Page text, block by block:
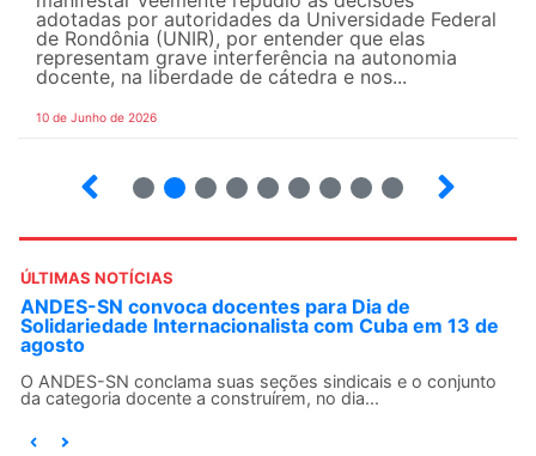
adotadas por autoridades da Universidade Federal
de Rondônia (UNIR), por entender que elas
representam grave interferência na autonomia
docente, na liberdade de cátedra e nos...
10 de Junho de 2026
ÚLTIMAS NOTÍCIAS
ANDES-SN convoca docentes para Dia de
Solidariedade Internacionalista com Cuba em 13 de
agosto
O ANDES-SN conclama suas seções sindicais e o conjunto
da categoria docente a construírem, no dia...